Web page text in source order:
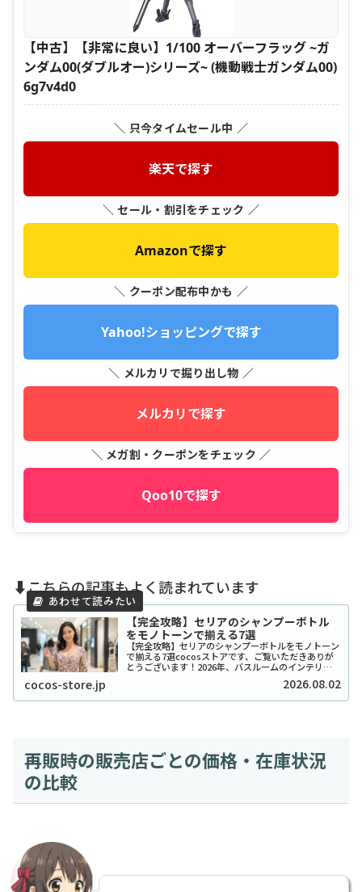
【中古】【非常に良い】1/100 オーバーフラッグ ~ガ
ンダム00(ダブルオー)シリーズ~ (機動戦士ガンダム00)
6g7v4d0
＼ 只今タイムセール中 ／
楽天で探す
＼ セール・割引をチェック ／
Amazonで探す
＼ クーポン配布中かも ／
Yahoo!ショッピングで探す
＼ メルカリで掘り出し物 ／
メルカリで探す
＼ メガ割・クーポンをチェック ／
Qoo10で探す
⬇️こちらの記事もよく読まれています
【完全攻略】セリアのシャンプーボトル
をモノトーンで揃える7選
【完全攻略】セリアのシャンプーボトルをモノトーン
で揃える7選cocosストアです、ご覧いただきありが
とうございます！2026年、バスルームのインテリア
をワンランク上げたいと考えているあなたに、セリア
のシャンプーボトル（モノトーン）はまさに救...
cocos-store.jp 2026.08.02
再販時の販売店ごとの価格・在庫状況
の比較